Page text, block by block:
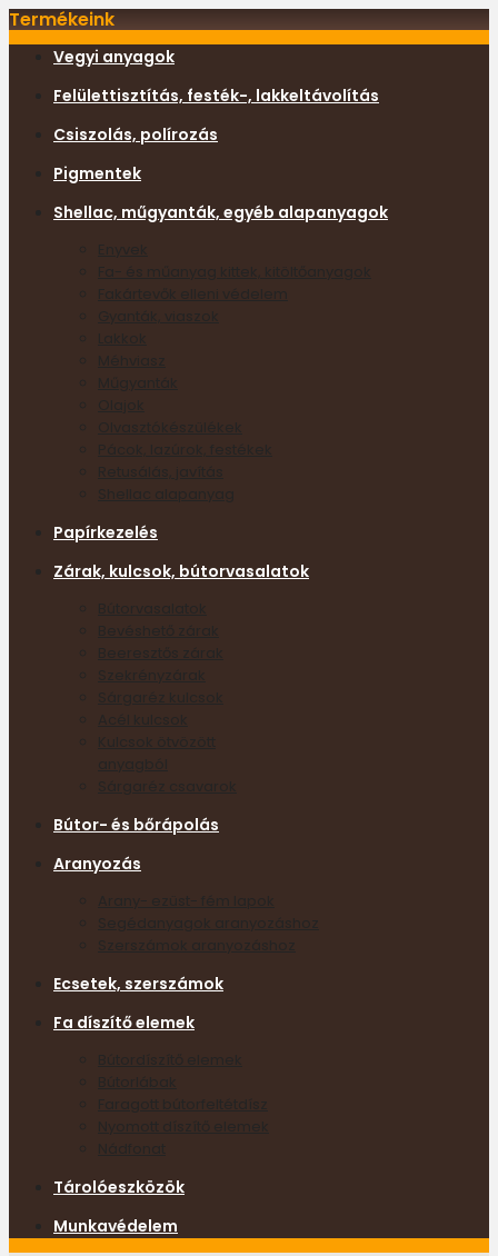
Termékeink
Vegyi anyagok
Felülettisztítás, festék-, lakkeltávolítás
Csiszolás, polírozás
Pigmentek
Shellac, műgyanták, egyéb alapanyagok
Enyvek
Fa- és műanyag kittek, kitöltőanyagok
Fakártevők elleni védelem
Gyanták, viaszok
Lakkok
Méhviasz
Műgyanták
Olajok
Olvasztókészülékek
Pácok, lazúrok, festékek
Retusálás, javítás
Papírkezelés
Zárak, kulcsok, bútorvasalatok
Bútorvasalatok
Bevéshető zárak
Beeresztős zárak
Szekrényzárak
Sárgaréz kulcsok
Acél kulcsok
Kulcsok ötvözött
Sárgaréz csavarok
Bútor- és bőrápolás
Aranyozás
Arany- ezüst- fém lapok
Segédanyagok aranyozáshoz
Szerszámok aranyozáshoz
Ecsetek, szerszámok
Fa díszítő elemek
Bútordíszítő elemek
Bútorlábak
Faragott bútorfeltétdísz
Nyomott díszítő elemek
Tárolóeszközök
Munkavédelem